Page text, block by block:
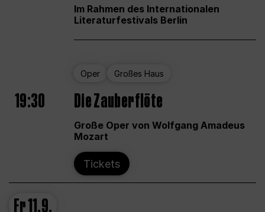
Im Rahmen des Internationalen
Literaturfestivals Berlin
Oper Großes Haus
19:30 Die Zauberflöte
Große Oper von Wolfgang Amadeus
Mozart
Tickets